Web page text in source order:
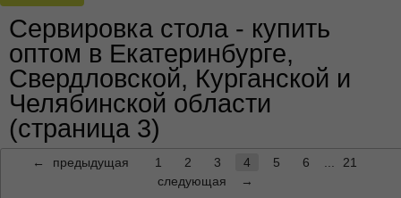
Сервировка стола - купить
оптом в Екатеринбурге,
Свердловской, Курганской и
Челябинской области
(страница 3)
← предыдущая 1 2 3 4 5 6
21
следующая
→